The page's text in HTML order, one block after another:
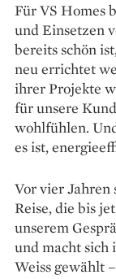
Für VS Homes
und Einsetzen
bereits schön
neu errichtet
ihrer Projekte
für unsere
wohlfühlen.
es ist,
Vor vier Jahren
Reise, die bis
unserem
und macht sich
Weiss gewählt